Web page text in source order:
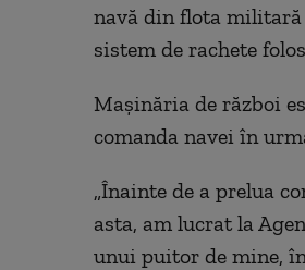
navă din flota militară
sistem de rachete
Maşinăria de război
comanda navei în
„Înainte de a prelua
asta, am lucrat la
unui puitor de mine,